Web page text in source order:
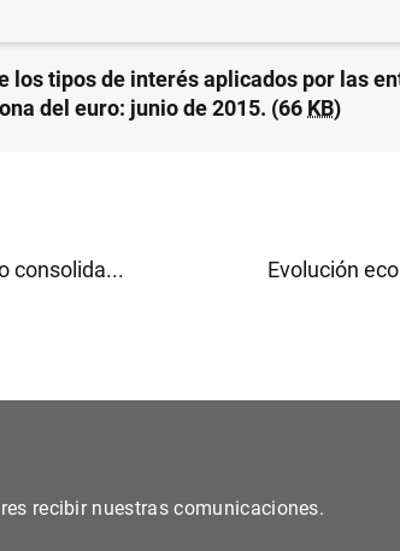
los tipos de interés aplicados por las
del euro: junio de 2015. (66 KB)
consolida... Evolución
recibir nuestras comunicaciones.